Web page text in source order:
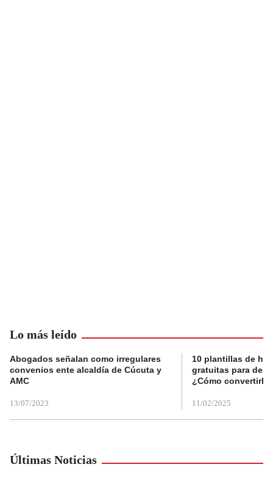
Lo más leído
Abogados señalan como irregulares
convenios ente alcaldía de Cúcuta y
AMC
13/07/2023
10 plantillas de
gratuitas para
¿Cómo convertirla
11/02/2025
Últimas Noticias